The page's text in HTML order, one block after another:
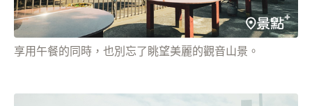
享用午餐的同時，也別忘了眺望美麗的觀音山景。